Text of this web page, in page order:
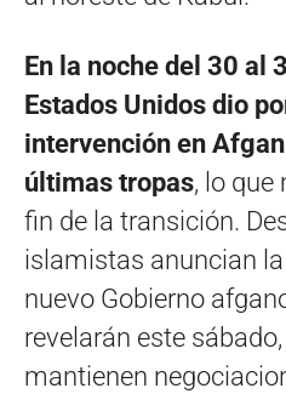
En la noche del 30 al
Estados Unidos dio
intervención en
últimas tropas, lo que
fin de la transición.
islamistas anuncian
nuevo Gobierno
revelarán este
mantienen